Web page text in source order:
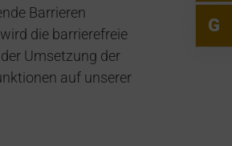
Barrieren
die barrierefreie
Umsetzung der
auf unserer
G